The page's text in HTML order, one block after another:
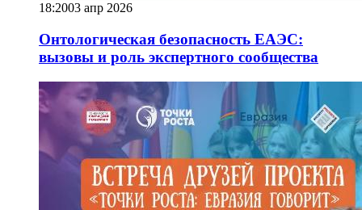
18:2003 апр 2026
Онтологическая безопасность ЕАЭС:
вызовы и роль экспертного сообщества